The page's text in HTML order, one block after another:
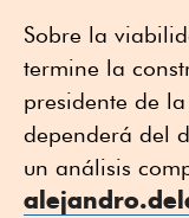
Sobre la
termine la
presidente de
dependerá del
un análisis